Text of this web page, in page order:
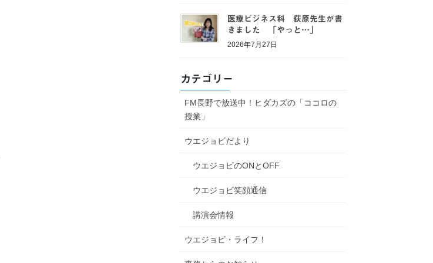
医療ビジネス科 荻原先生が書
きました 「やっと…」
2026年7月27日
カテゴリー
FM長野で放送中！ヒダカズの「ココロの
授業」
ウエジョビだより
ウエジョビのONとOFF
ウエジョビ笑顔通信
講演会情報
ウエジョビ・ライフ！